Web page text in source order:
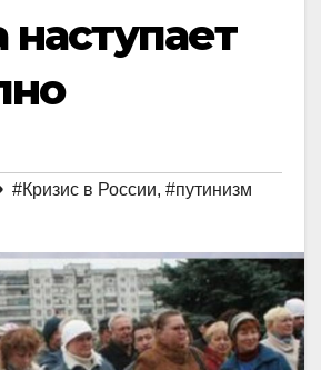
наступает
#Кризис в России, #путинизм